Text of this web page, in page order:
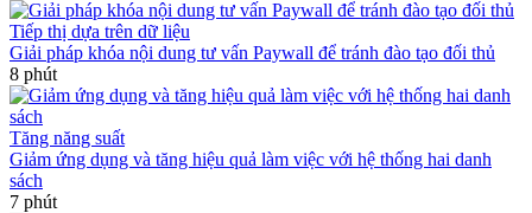
Tiếp thị dựa trên dữ liệu
Giải pháp khóa nội dung tư vấn Paywall để tránh đào tạo đối thủ
8 phút
Tăng năng suất
Giảm ứng dụng và tăng hiệu quả làm việc với hệ thống hai danh
sách
7 phút